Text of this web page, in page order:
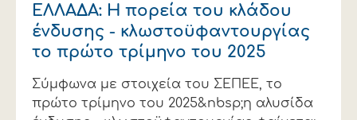
ΕΛΛΑΔΑ: Η πορεία του κλάδου
ένδυσης - κλωστοϋφαντουργίας
το πρώτο τρίμηνο του 2025
Σύμφωνα με στοιχεία του ΣΕΠΕΕ, το
πρώτο τρίμηνο του 2025&nbsp;η αλυσίδα